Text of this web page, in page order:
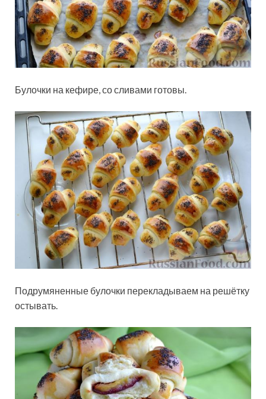
Булочки на кефире, со сливами готовы.
Подрумяненные булочки перекладываем на решётку
остывать.